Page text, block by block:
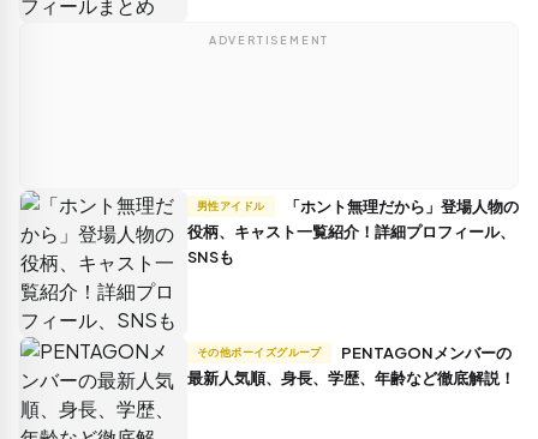
ADVERTISEMENT
男性アイドル
役柄、キャスト一覧紹介！詳細プロフィール、
SNSも
その他ボーイズグループ
最新人気順、身長、学歴、年齢など徹底解説！